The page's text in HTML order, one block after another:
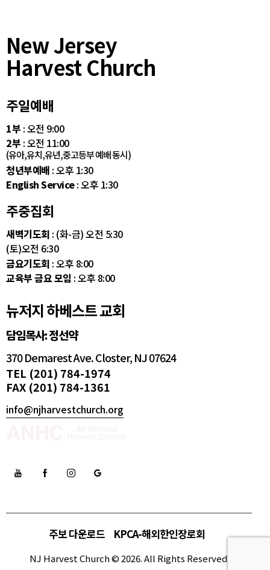
New Jersey
Harvest Church
주일예배
1부 : 오전 9:00
2부 : 오전 11:00
(유아,유치,유년,중고등부 예배 동시)
청년부예배 : 오후 1:30
English Service: 오후 1:30
주중집회
새벽기도회 : (화-금) 오전 5:30
(토)오전 6:30
금요기도회 : 오후 8:00
교육부 금요 모임 : 오후 8:00
뉴저지 하베스트 교회
담임목사: 정선약
370 Demarest Ave. Closter, NJ 07624
TEL (201) 784-1974
FAX (201) 784-1361
info@njharvestchurch.org
주보 다운로드 KPCA-해외한인장로회
NJ Harvest Church © 2026. All Rights Reserved.